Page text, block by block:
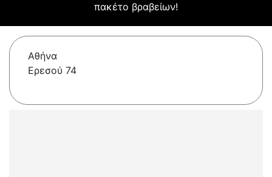
πακέτο βραβείων!
Αθήνα
Ερεσού 74